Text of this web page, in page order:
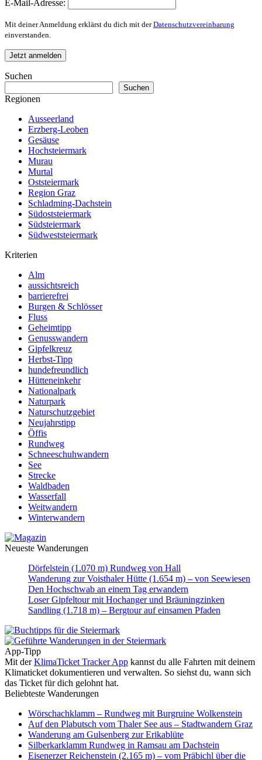
E-Mail-Adresse:
Mit deiner Anmeldung erklärst du dich mit derDatenschutzvereinbarung
einverstanden.
Suchen
Suchen
Regionen
Ausseerland
Erzberg-Leoben
Gesäuse
Hochsteiermark
Murau
Murtal
Oststeiermark
Region Graz
Schladming-Dachstein
Südoststeiermark
Südsteiermark
Südweststeiermark
Kriterien
Alm
aussichtsreich
barrierefrei
Burgen & Schlösser
Fluss
Geheimtipp
Genusswandern
Gipfelkreuz
Herbst-Tipp
hundefreundlich
Hütteneinkehr
Nationalpark
Naturpark
Naturschutzgebiet
Neujahrstipp
Öffis
Rundweg
Schneeschuhwandern
See
Strecke
Waldbaden
Wasserfall
Weitwandern
Winterwandern
Neueste Wanderungen
Dörfelstein (1.070 m) Rundweg von Hall
Wanderung zur Voisthaler Hütte (1.654 m) – von Seewiesen
Den Hochschwab an einem Tag erwandern
Loser Gipfeltour mit Hochanger und Bräuningzinken
Sandling (1.718 m) – Bergtour auf einsamen Pfaden
App-Tipp
Mit derKlimaTicket Tracker App kannst du alle Fahrten mit deinem
Klimaticket dokumentieren und verwalten. So siehst du, wann sich
das Ticket für dich gelohnt hat.
Beliebteste Wanderungen
Wörschachklamm – Rundweg mit Burgruine Wolkenstein
Auf den Plabutsch vom Thaler See aus – Stadtwandern Graz
Wanderung am Gulsenberg zur Erikablüte
Silberkarklamm Rundweg in Ramsau am Dachstein
Eisenerzer Reichenstein (2.165 m) – vom Präbichl über die